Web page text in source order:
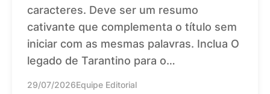
caracteres. Deve ser um resumo
cativante que complementa o título sem
iniciar com as mesmas palavras. Inclua O
legado de Tarantino para o…
29/07/2026Equipe Editorial